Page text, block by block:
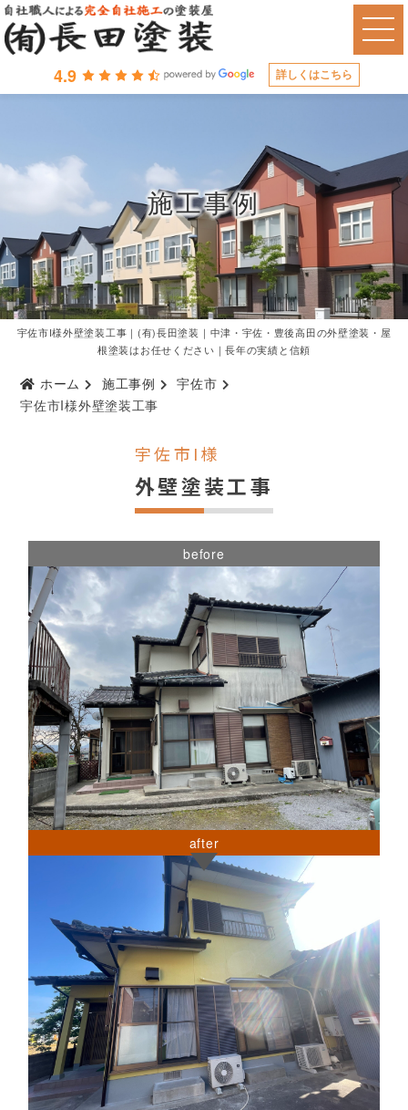
4.9 詳しくはこちら
施工事例
宇佐市I様外壁塗装工事｜(有)長田塗装｜中津・宇佐・豊後高田の外壁塗装・屋
根塗装はお任せください｜長年の実績と信頼
ホーム 施工事例
宇佐市
宇佐市I様外壁塗装工事
宇佐市I様
外壁塗装工事
before
after